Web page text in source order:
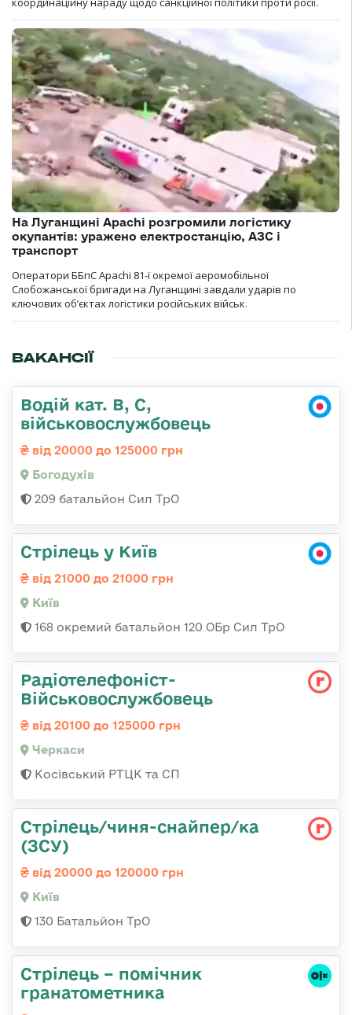
На Луганщині Apachi розгромили логістику
окупантів: уражено електростанцію, АЗС і
транспорт
Оператори ББпС Apachi 81-ї окремої аеромобільної
Слобожанської бригади на Луганщині завдали ударів по
ключових об’єктах логістики російських військ.
ВАКАНСІЇ
Водій кат. В, С,
військовослужбовець
від 20000 до 125000 грн
Богодухів
209 батальйон Сил ТрО
Стрілець у Київ
від 21000 до 21000 грн
Київ
168 окремий батальйон 120 ОБр Cил ТрО
Радіотелефоніст-
Військовослужбовець
від 20100 до 125000 грн
Черкаси
Косівський РТЦК та СП
Стрілець/чиня-снайпер/ка
(ЗСУ)
від 20000 до 120000 грн
Київ
130 Батальйон ТрО
Стрілець – помічник
гранатометника